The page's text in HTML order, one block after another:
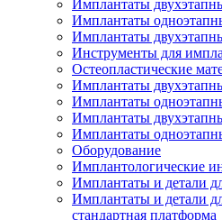
Имплантаты
Имплантаты
Имплантаты
Инструменты для
Остеопластические
Имплантаты
Имплантаты
Имплантаты
Имплантаты
Оборудование
Имплантологические
Имплантаты и детали
Имплантаты и детали
стандартная платформа